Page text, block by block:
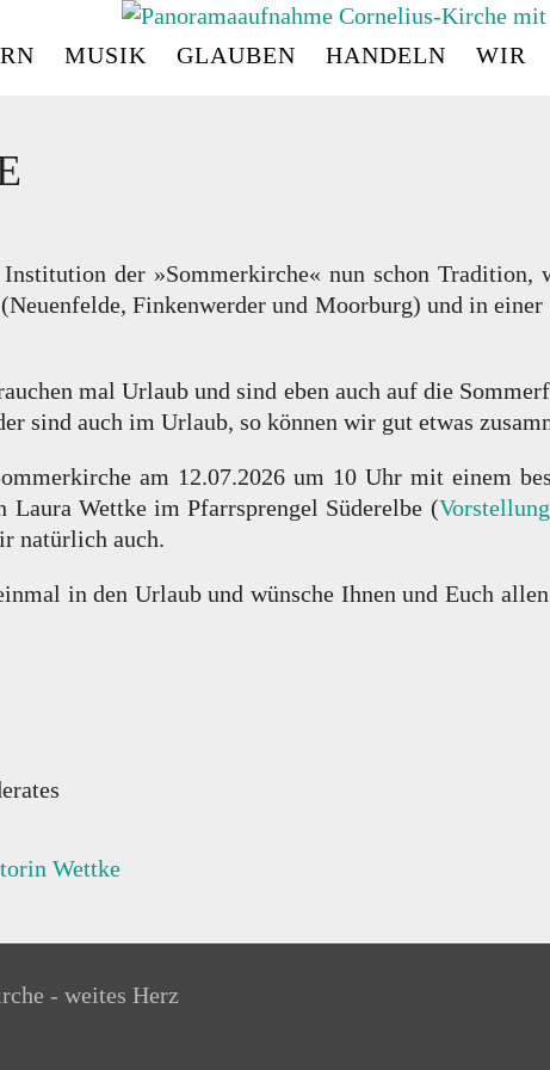
CORNELIUS
MUSIK GLAUBEN HANDELN WIR
der »Sommerkirche« nun schon Tradition,
Finkenwerder und Moorburg) und in
mal Urlaub und sind eben auch auf die
sind auch im Urlaub, so können wir gut etwas
am 12.07.2026 um 10 Uhrmit einem
Laura Wettke im Pfarrsprengel Süderelbe (
natürlich auch.
in den Urlaub und wünsche Ihnen und Euch
Wettke